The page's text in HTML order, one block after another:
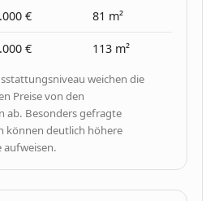
€ 81 m²
€ 113 m²
weichen die
Preise von den
ab. Besonders gefragte
können deutlich höhere
aufweisen.